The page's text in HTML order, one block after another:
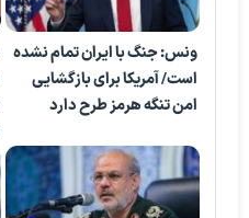
ونس: جنگ با ایران تمام نشده
است/ آمریکا برای بازگشایی
امن تنگه هرمز طرح دارد